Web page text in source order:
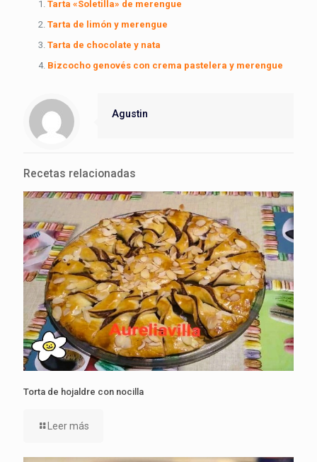
Tarta «Soletilla» de merengue
Tarta de limón y merengue
Tarta de chocolate y nata
Bizcocho genovés con crema pastelera y merengue
Agustin
Recetas relacionadas
Torta de hojaldre con nocilla
Leer más